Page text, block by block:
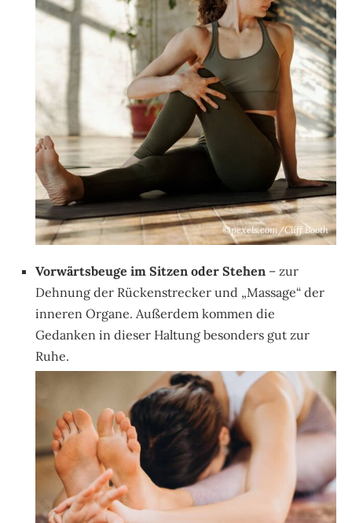
©pexels.com/Cliff Booth
Vorwärtsbeuge im Sitzen oder Stehen – zur
Dehnung der Rückenstrecker und „Massage“ der
inneren Organe. Außerdem kommen die
Gedanken in dieser Haltung besonders gut zur
Ruhe.